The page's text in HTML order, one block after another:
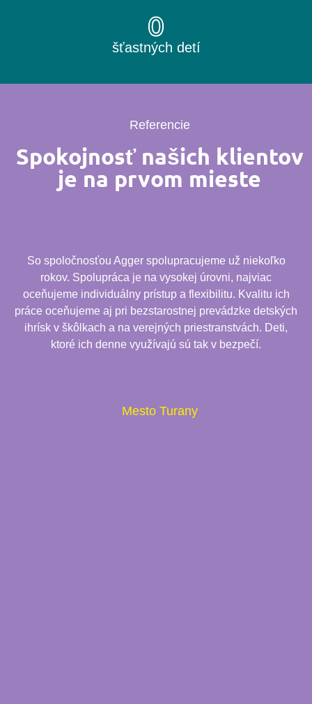
šťastných detí
0
Referencie
Spokojnosť našich klientov
je na prvom mieste
So spoločnosťou Agger spolupracujeme už niekoľko
rokov. Spolupráca je na vysokej úrovni, najviac
oceňujeme individuálny prístup a flexibilitu. Kvalitu ich
práce oceňujeme aj pri bezstarostnej prevádzke detských
ihrísk v škôlkach a na verejných priestranstvách. Deti,
ktoré ich denne využívajú sú tak v bezpečí.
Mesto Turany